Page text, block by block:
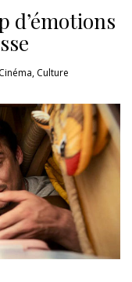
d’émotions
Cinéma, Culture